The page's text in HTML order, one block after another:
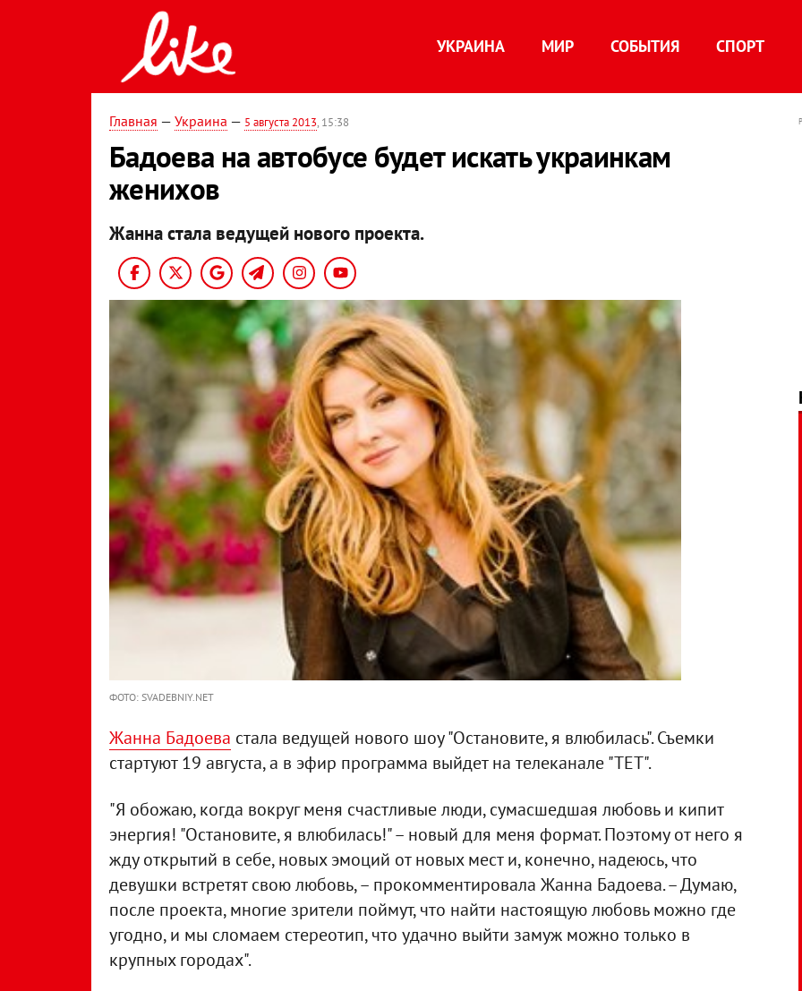
УКРАИНА МИР СОБЫТИЯ СПОРТ
Главная — Украина — 5 августа 2013, 15:38
Бадоева на автобусе будет искать украинкам
женихов
Жанна стала ведущей нового проекта.
ФОТО: SVADEBNIY.NET
Жанна Бадоева стала ведущей нового шоу "Остановите, я влюбилась". Съемки
стартуют 19 августа, а в эфир программа выйдет на телеканале "ТЕТ".
"Я обожаю, когда вокруг меня счастливые люди, сумасшедшая любовь и кипит
энергия! "Остановите, я влюбилась!" – новый для меня формат. Поэтому от него я
жду открытий в себе, новых эмоций от новых мест и, конечно, надеюсь, что
девушки встретят свою любовь, – прокомментировала Жанна Бадоева. – Думаю,
после проекта, многие зрители поймут, что найти настоящую любовь можно где
угодно, и мы сломаем стереотип, что удачно выйти замуж можно только в
крупных городах".